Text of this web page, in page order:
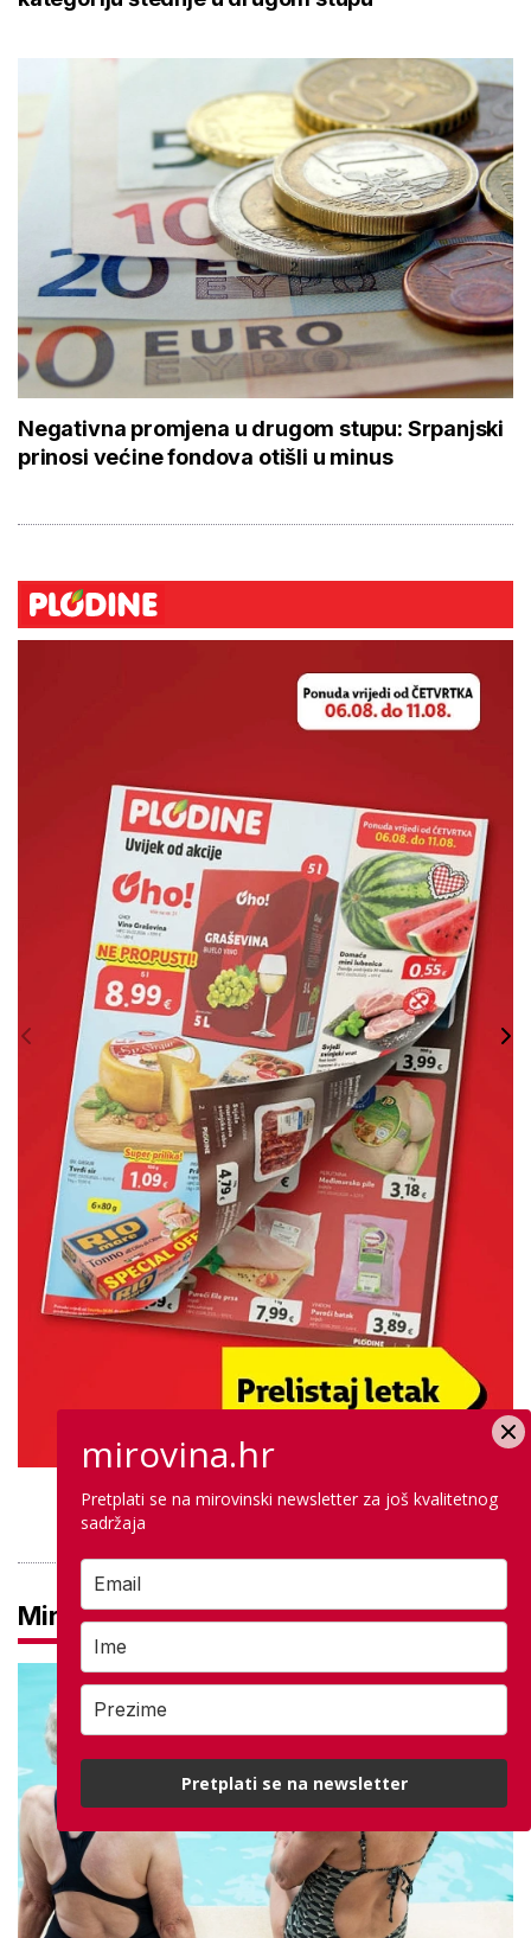
Negativna promjena u drugom stupu: Srpanjski
prinosi većine fondova otišli u minus
PROVJERITE PONUDU
Mirovine
mirovina.hr
Pretplati se na mirovinski newsletter za još kvalitetnog
sadržaja
Pretplati se na newsletter